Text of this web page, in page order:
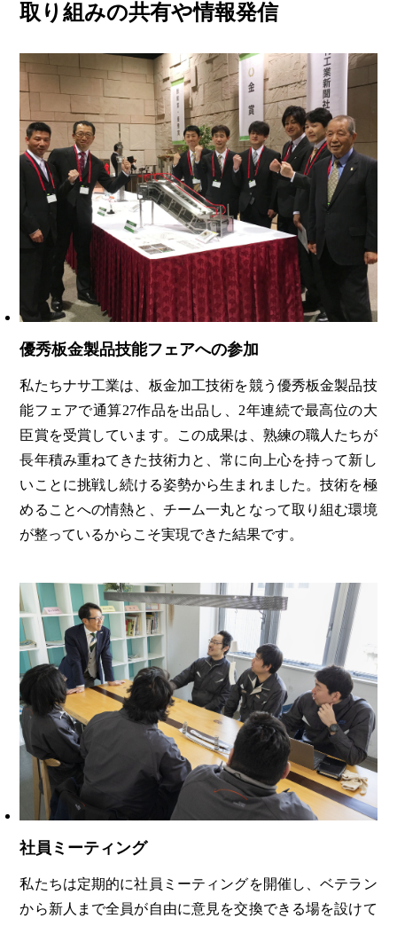
取り組みの共有や情報発信
優秀板金製品技能フェアへの参加
私たちナサ工業は、板金加工技術を競う優秀板金製品技
能フェアで通算27作品を出品し、2年連続で最高位の大
臣賞を受賞しています。この成果は、熟練の職人たちが
長年積み重ねてきた技術力と、常に向上心を持って新し
いことに挑戦し続ける姿勢から生まれました。技術を極
めることへの情熱と、チーム一丸となって取り組む環境
が整っているからこそ実現できた結果です。
社員ミーティング
私たちは定期的に社員ミーティングを開催し、ベテラン
から新人まで全員が自由に意見を交換できる場を設けて